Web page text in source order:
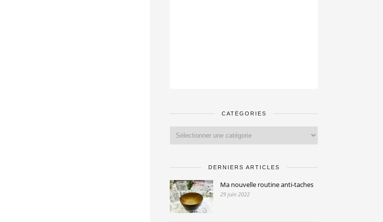
CATÉGORIES
DERNIERS ARTICLES
Ma nouvelle routine anti-taches
29 juin 2022